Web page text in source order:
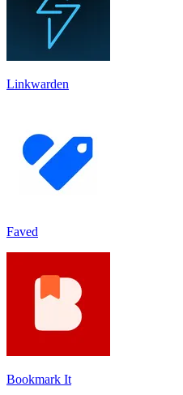
Linkwarden
Faved
Bookmark It